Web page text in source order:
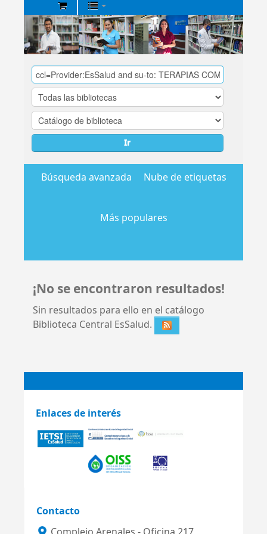
Biblioteca
Central
EsSalud
Ir
Búsqueda avanzada Nube de etiquetas
Más populares
¡No se encontraron resultados!
Sin resultados para ello en el catálogo
Biblioteca Central EsSalud.
Enlaces de interés
Contacto